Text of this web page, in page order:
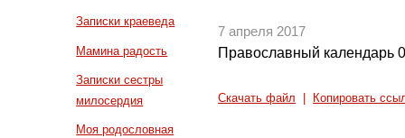
Записки краеведа
Мамина радость
Записки сестры
милосердия
Моя родословная
7 апреля 2017
Православный календарь
Скачать файл Копировать